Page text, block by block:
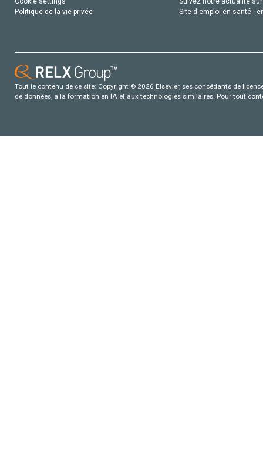
Politique de la vie privée
Site d'emploi en santé :
Tout le contenu de ce site: Copyright © 2026 Elsevier, ses concédants de
de données, a la formation en IA et aux technologies similaires. Pour tout